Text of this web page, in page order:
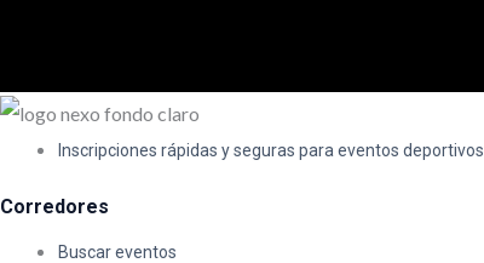
Inscripciones rápidas y seguras para eventos deportivos.
Corredores
Buscar eventos